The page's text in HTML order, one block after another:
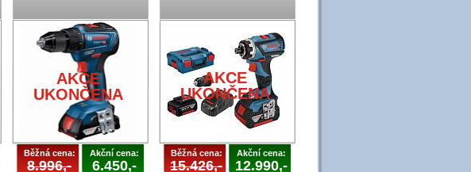
AKCE
UKONČENA
Běžná cena:
8.996,-
Akční cena:
6.450,-
AKCE
UKONČENA
Běžná cena:
15.426,-
Akční cena:
12.990,-